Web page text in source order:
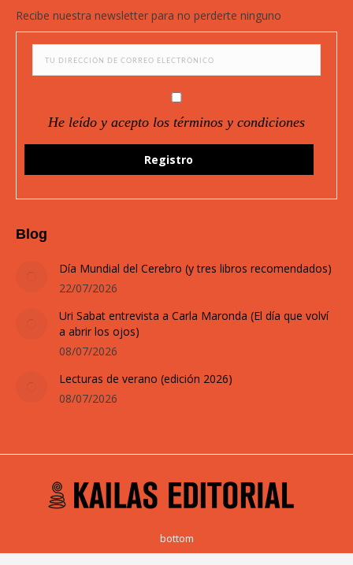
windowwindowwindowwindow
Recibe nuestra newsletter para no perderte ninguno
He leído y acepto los términos y condiciones
Blog
Día Mundial del Cerebro (y tres libros recomendados)
22/07/2026
Uri Sabat entrevista a Carla Maronda (El día que volví
a abrir los ojos)
08/07/2026
Lecturas de verano (edición 2026)
08/07/2026
bottom